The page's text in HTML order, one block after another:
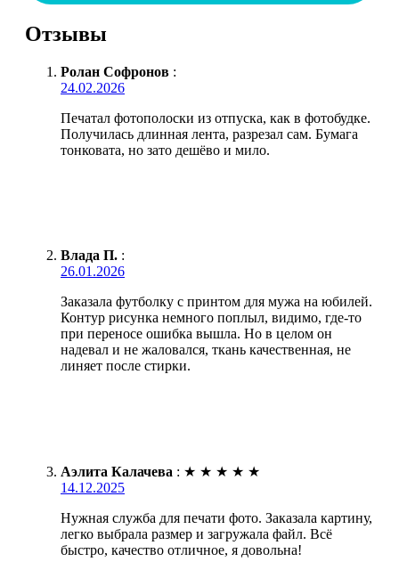
Отзывы
Ролан Софронов :
24.02.2026
Печатал фотополоски из отпуска, как в фотобудке.
Получилась длинная лента, разрезал сам. Бумага
тонковата, но зато дешёво и мило.
Влада П. :
26.01.2026
Заказала футболку с принтом для мужа на юбилей.
Контур рисунка немного поплыл, видимо, где-то
при переносе ошибка вышла. Но в целом он
надевал и не жаловался, ткань качественная, не
линяет после стирки.
Аэлита Калачева : ★ ★ ★ ★ ★
14.12.2025
Нужная служба для печати фото. Заказала картину,
легко выбрала размер и загружала файл. Всё
быстро, качество отличное, я довольна!